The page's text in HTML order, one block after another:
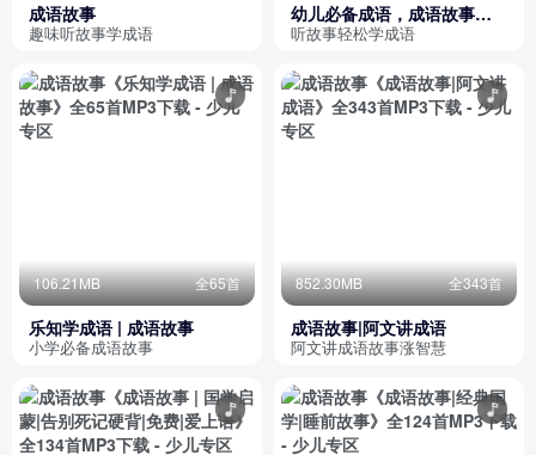
成语故事
趣味听故事学成语
幼儿必备成语，成语故事，
成语含义，
听故事轻松学成语
106.21MB 全65首
乐知学成语 | 成语故事
小学必备成语故事
852.30MB 全343首
成语故事|阿文讲成语
阿文讲成语故事涨智慧